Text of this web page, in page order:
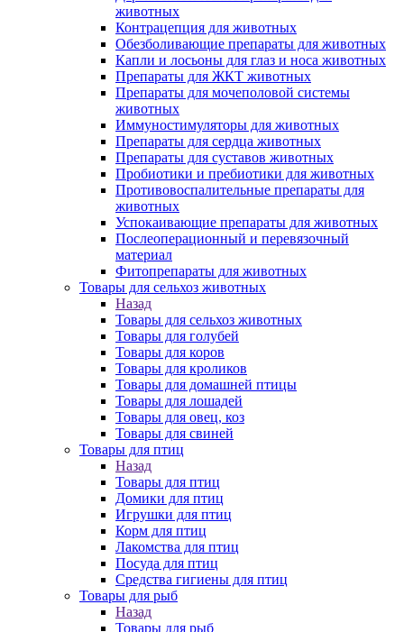
животных
Контрацепция для животных
Обезболивающие препараты для животных
Капли и лосьоны для глаз и носа животных
Препараты для ЖКТ животных
Препараты для мочеполовой системы
животных
Иммуностимуляторы для животных
Препараты для сердца животных
Препараты для суставов животных
Пробиотики и пребиотики для животных
Противовоспалительные препараты для
животных
Успокаивающие препараты для животных
Послеоперационный и перевязочный
материал
Фитопрепараты для животных
Товары для сельхоз животных
Назад
Товары для сельхоз животных
Товары для голубей
Товары для коров
Товары для кроликов
Товары для домашней птицы
Товары для лошадей
Товары для овец, коз
Товары для свиней
Товары для птиц
Назад
Товары для птиц
Домики для птиц
Игрушки для птиц
Корм для птиц
Лакомства для птиц
Посуда для птиц
Средства гигиены для птиц
Товары для рыб
Назад
Товары для рыб